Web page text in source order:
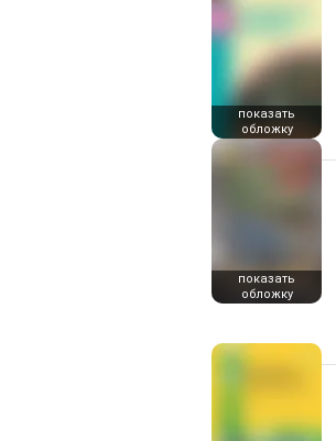
показать
обложку
показать
обложку